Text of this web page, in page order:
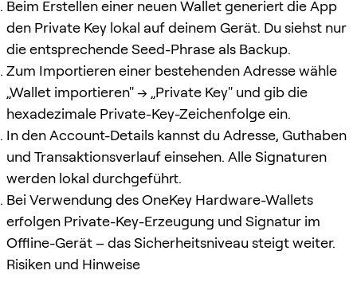
Beim Erstellen einer neuen Wallet generiert die App
den Private Key lokal auf deinem Gerät. Du siehst nur
die entsprechende Seed-Phrase als Backup.
Zum Importieren einer bestehenden Adresse wähle
„Wallet importieren" → „Private Key" und gib die
hexadezimale Private-Key-Zeichenfolge ein.
In den Account-Details kannst du Adresse, Guthaben
und Transaktionsverlauf einsehen. Alle Signaturen
werden lokal durchgeführt.
Bei Verwendung des OneKey Hardware-Wallets
erfolgen Private-Key-Erzeugung und Signatur im
Offline-Gerät – das Sicherheitsniveau steigt weiter.
Risiken und Hinweise